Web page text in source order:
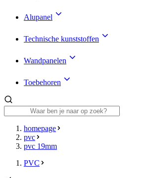
Alupanel
Technische kunststoffen
Wandpanelen
Toebehoren
homepage
pvc
pvc 19mm
PVC